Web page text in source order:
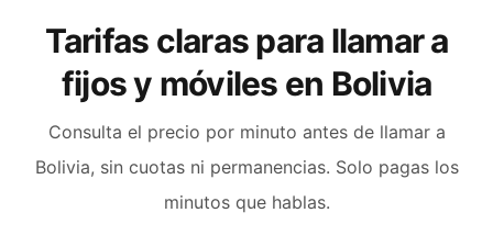
Tarifas claras para llamar a
fijos y móviles en Bolivia
Consulta el precio por minuto antes de llamar a
Bolivia, sin cuotas ni permanencias. Solo pagas los
minutos que hablas.